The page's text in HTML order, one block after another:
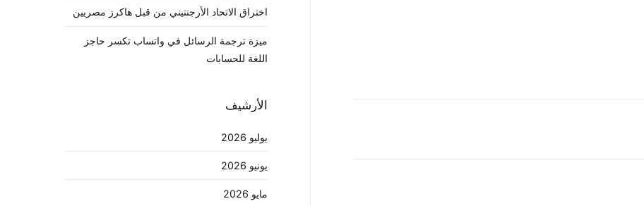
اختراق الاتحاد الأرجنتيني من قبل هاكرز مصريين
ميزة ترجمة الرسائل في واتساب تكسر حاجز
اللغة للحسابات
الأرشيف
يوليو 2026
يونيو 2026
مايو 2026